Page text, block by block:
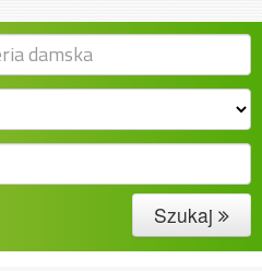
Szukaj